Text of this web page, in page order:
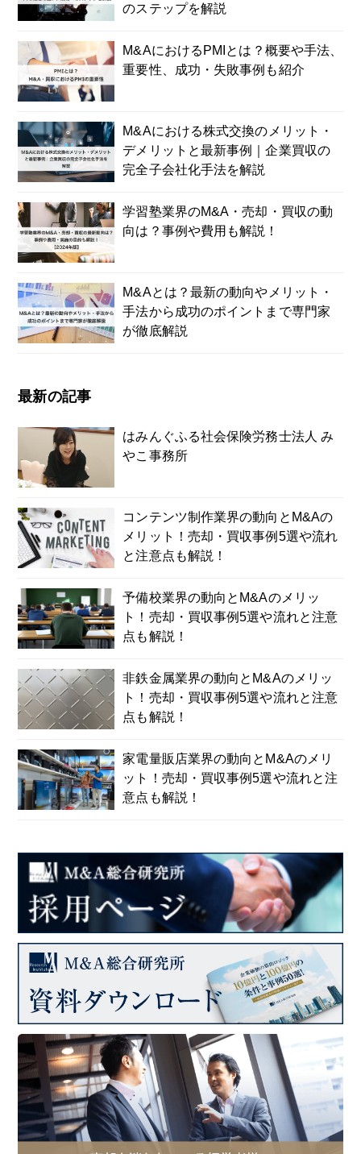
のステップを解説
M&AにおけるPMIとは？概要や手法、
重要性、成功・失敗事例も紹介
M&Aにおける株式交換のメリット・
デメリットと最新事例｜企業買収の
完全子会社化手法を解説
学習塾業界のM&A・売却・買収の動
向は？事例や費用も解説！
M&Aとは？最新の動向やメリット・
手法から成功のポイントまで専門家
が徹底解説
最新の記事
はみんぐふる社会保険労務士法人 み
やこ事務所
コンテンツ制作業界の動向とM&Aの
メリット！売却・買収事例5選や流れ
と注意点も解説！
予備校業界の動向とM&Aのメリッ
ト！売却・買収事例5選や流れと注意
点も解説！
非鉄金属業界の動向とM&Aのメリッ
ト！売却・買収事例5選や流れと注意
点も解説！
家電量販店業界の動向とM&Aのメリ
ット！売却・買収事例5選や流れと注
意点も解説！